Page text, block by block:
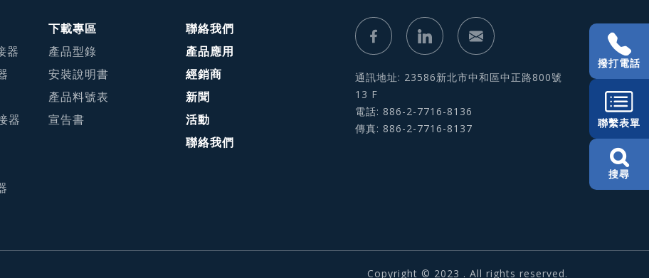
器
器
下載專區
產品型錄
安裝說明書
產品料號表
宣告書
聯絡我們
產品應用
經銷商
新聞
活動
聯絡我們
通訊地址: 23586新北市中和區中正路800號
13 F
電話: 886-2-7716-8136
傳真: 886-2-7716-8137
Copyright © 2023 . All rights reserved.
撥打電話
聯繫表單
搜尋